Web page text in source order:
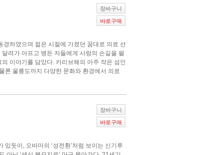
하였으며 젊은 시절에 가졌던 꿈대로 의료 선
려가 아프고 병든 자들에게 사랑의 손길을 펼
이야기를 담았다. 카리브해의 아주 작은 섬인
론 울릉도까지 다양한 문화와 환경에서 의료
장바구니
바로구매
있듯이, 오바마의 ‘성전환’처럼 보이는 신기루
장바구니
바로구매